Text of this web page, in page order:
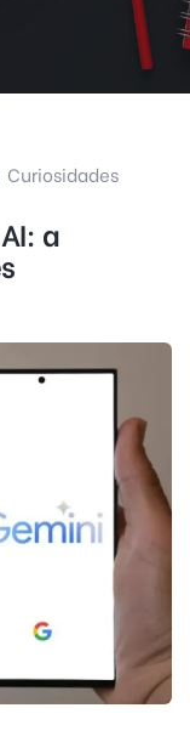
Curiosidades
a